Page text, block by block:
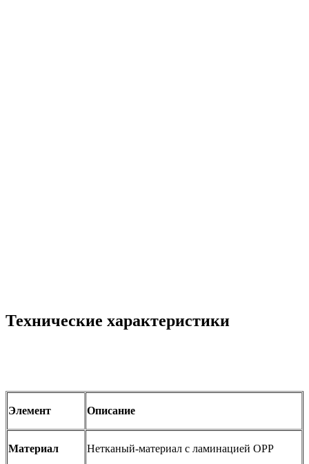
Технические характеристики
Элемент Описание
Материал Нетканый-материал с ламинацией OPP